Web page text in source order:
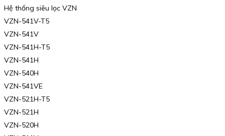
Hệ thống siêu lọc VZN
VZN-541V-T5
VZN-541V
VZN-541H-T5
VZN-541H
VZN-540H
VZN-541VE
VZN-521H-T5
VZN-521H
VZN-520H